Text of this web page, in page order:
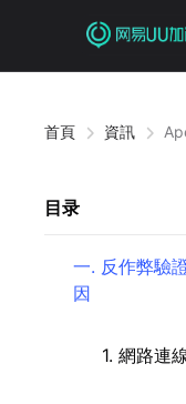
首頁 資訊
目录
一. 反作弊驗
因
1. 網路連